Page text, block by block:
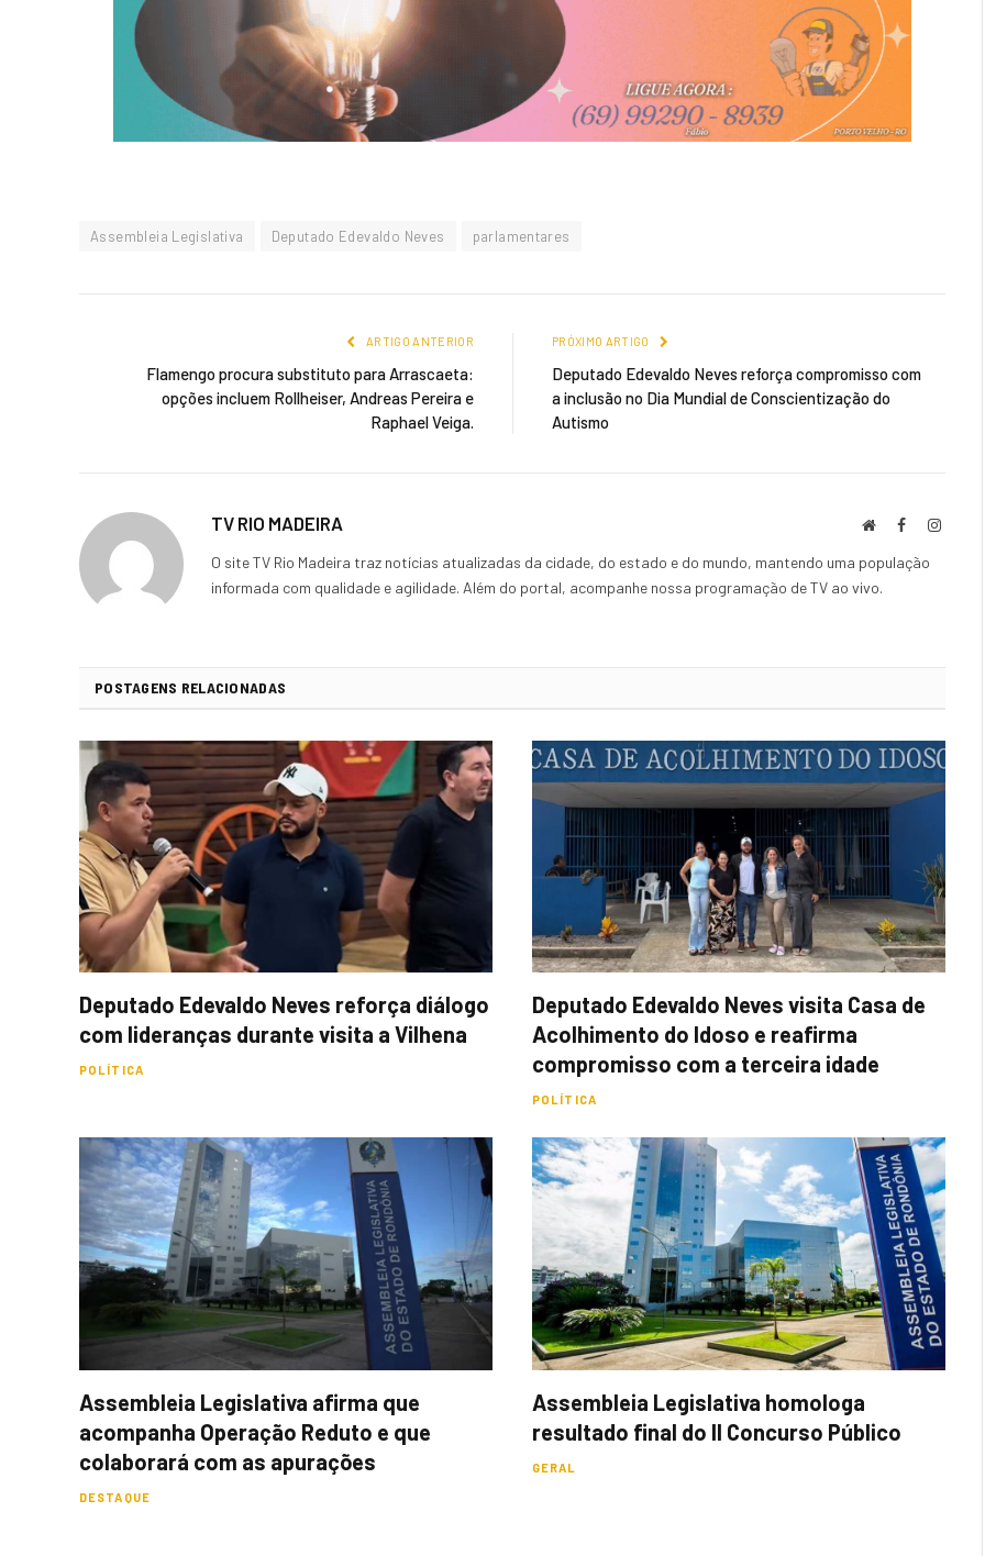
Assembleia Legislativa Deputado Edevaldo Neves parlamentares
ARTIGO ANTERIOR
Flamengo procura substituto para Arrascaeta:
opções incluem Rollheiser, Andreas Pereira e
Raphael Veiga.
PRÓXIMO ARTIGO
Deputado Edevaldo Neves reforça compromisso com
a inclusão no Dia Mundial de Conscientização do
Autismo
TV RIO MADEIRA
Local
rede
Internet
Facebook
O site TV Rio Madeira traz notícias atualizadas da cidade, do estado e do mundo, mantendo uma população
informada com qualidade e agilidade. Além do portal, acompanhe nossa programação de TV ao vivo.
POSTAGENS RELACIONADAS
Deputado Edevaldo Neves reforça diálogo
com lideranças durante visita a Vilhena
POLÍTICA
Deputado Edevaldo Neves visita Casa de
Acolhimento do Idoso e reafirma
compromisso com a terceira idade
POLÍTICA
Assembleia Legislativa afirma que
acompanha Operação Reduto e que
colaborará com as apurações
DESTAQUE
Assembleia Legislativa homologa
resultado final do II Concurso Público
GERAL